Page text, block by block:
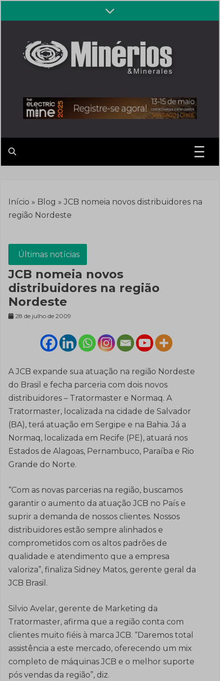
to
Revista
Minérios &
Minerales
Início » Blog » JCB nomeia novos distribuidores na
região Nordeste
Últimas notícias
JCB nomeia novos
distribuidores na região
Nordeste
28 de julho de 2009
A JCB expande sua atuação na região Nordeste
do Brasil e fecha parceria com dois novos
distribuidores – Tratormaster e Normaq. A
Tratormaster, localizada na cidade de Salvador
(BA), terá atuação em Sergipe e na Bahia. Já a
Normaq, localizada em Recife (PE), atuará nos
Estados de Alagoas, Pernambuco, Paraíba e Rio
Grande do Norte.
“Com as novas parcerias na região, buscamos
garantir o aumento da atuação JCB no País e
suprir a demanda de nossos clientes. Nossos
distribuidores estão sempre alinhados e
comprometidos com os altos padrões de
qualidade e atendimento que a empresa
valoriza”, finaliza Sidney Matos, gerente geral da
JCB Brasil.
Silvio Avelar, gerente de Marketing da
Tratormaster, afirma que a região conta com
clientes muito fiéis à marca JCB. “Daremos total
assistência a este mercado, oferecendo um mix
completo de máquinas JCB e o melhor suporte
pós vendas da região”, diz.